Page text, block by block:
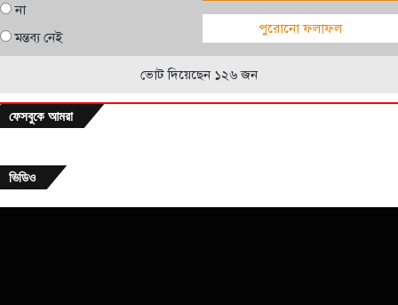
না
মন্তব্য নেই
পুরোনো ফলাফল
ভোট দিয়েছেন ১২৬ জন
ফেসবুকে আমরা
ভিডিও